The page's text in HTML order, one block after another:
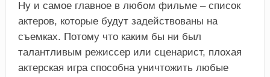
Ну и самое главное в любом фильме – список
актеров, которые будут задействованы на
съемках. Потому что каким бы ни был
талантливым режиссер или сценарист, плохая
актерская игра способна уничтожить любые